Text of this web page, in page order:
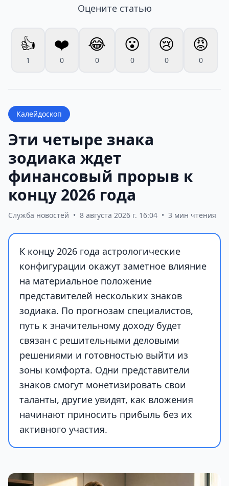
Оцените статью
👍
1
❤️
0
😂
0
😮
0
😢
0
😡
0
Калейдоскоп
Эти четыре знака
зодиака ждет
финансовый прорыв к
концу 2026 года
Служба новостей • 8 августа 2026 г. 16:04 • 3 мин чтения
К концу 2026 года астрологические
конфигурации окажут заметное влияние
на материальное положение
представителей нескольких знаков
зодиака. По прогнозам специалистов,
путь к значительному доходу будет
связан с решительными деловыми
решениями и готовностью выйти из
зоны комфорта. Одни представители
знаков смогут монетизировать свои
таланты, другие увидят, как вложения
начинают приносить прибыль без их
активного участия.